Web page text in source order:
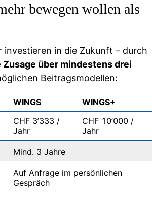
bewegen wollen als
investieren in die Zukunft – durch
über mindestens drei
Beitragsmodellen:
WINGS WINGS+
CHF 3’333 /
Jahr
CHF 10’000 /
Jahr
Mind. 3 Jahre
Auf Anfrage im persönlichen
Gespräch